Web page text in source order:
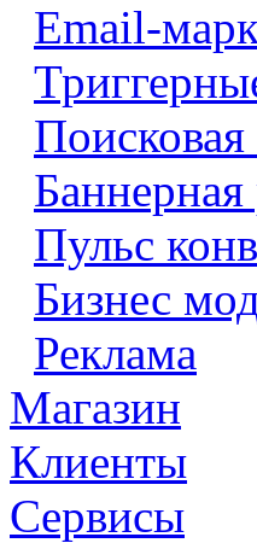
Email-
Баннерная
Пульс
Бизнес
Реклама
Магазин
Клиенты
Сервисы